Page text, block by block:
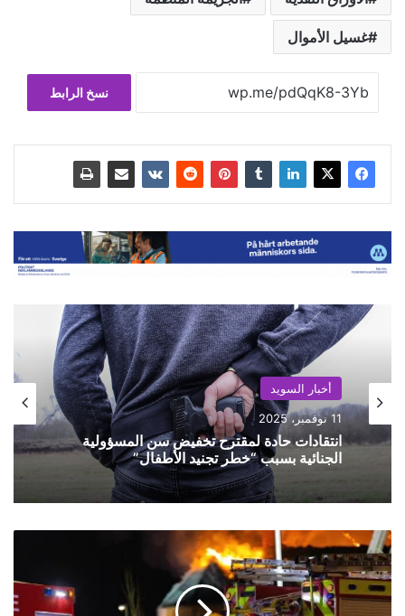
غسيل الأموال
نسخ الرابط
أخبار السويد
11 نوفمبر، 2025
انتقادات حادة لمقترح تخفيض سن المسؤولية
الجنائية بسبب “خطر تجنيد الأطفال”
ح
ر
ي
ق